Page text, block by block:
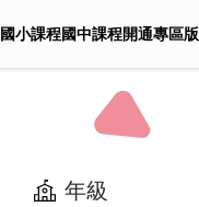
國小課程國中課程開通專區
年級